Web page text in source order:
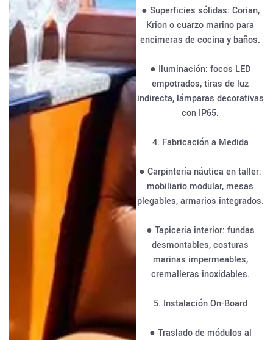
● Superficies sólidas: Corian,
Krion o cuarzo marino para
encimeras de cocina y baños.
● Iluminación: focos LED
empotrados, tiras de luz
indirecta, lámparas decorativas
con IP65.
4. Fabricación a Medida
● Carpintería náutica en taller:
mobiliario modular, mesas
plegables, armarios integrados.
● Tapicería interior: fundas
desmontables, costuras
marinas impermeables,
cremalleras inoxidables.
5. Instalación On-Board
● Traslado de módulos al